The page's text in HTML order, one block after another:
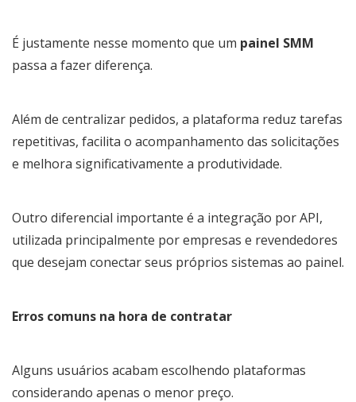
É justamente nesse momento que um painel SMM
passa a fazer diferença.
Além de centralizar pedidos, a plataforma reduz tarefas
repetitivas, facilita o acompanhamento das solicitações
e melhora significativamente a produtividade.
Outro diferencial importante é a integração por API,
utilizada principalmente por empresas e revendedores
que desejam conectar seus próprios sistemas ao painel.
Erros comuns na hora de contratar
Alguns usuários acabam escolhendo plataformas
considerando apenas o menor preço.